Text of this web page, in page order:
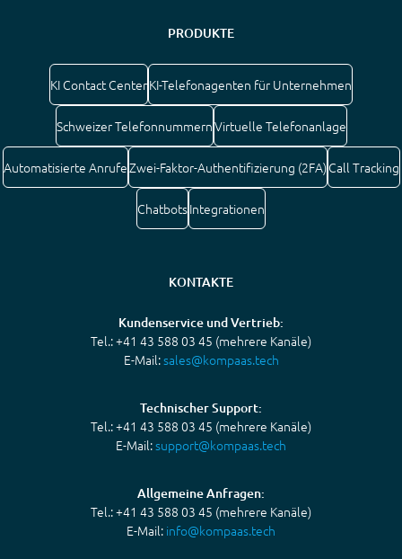
PRODUKTE
KI Contact CenterKI-Telefonagenten für Unternehmen
Schweizer TelefonnummernVirtuelle Telefonanlage
Automatisierte AnrufeZwei-Faktor-Authentifizierung (2FA)Call Tracking
ChatbotsIntegrationen
KONTAKTE
Kundenservice und Vertrieb:
Tel.: +41 43 588 03 45 (mehrere Kanäle)
E-Mail:sales@kompaas.tech
Technischer Support:
Tel.: +41 43 588 03 45 (mehrere Kanäle)
E-Mail:support@kompaas.tech
Allgemeine Anfragen:
Tel.: +41 43 588 03 45 (mehrere Kanäle)
E-Mail: info@kompaas.tech